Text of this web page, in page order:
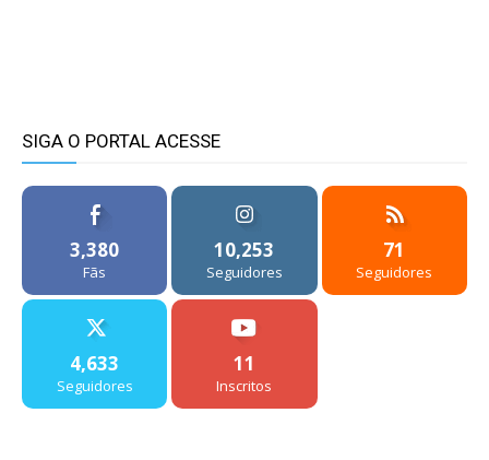
SIGA O PORTAL ACESSE
3,380
Fãs
10,253
Seguidores
71
Seguidores
4,633
Seguidores
11
Inscritos